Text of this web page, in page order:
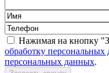
Нажимая на кнопку
обработку персональных
персональных данных.